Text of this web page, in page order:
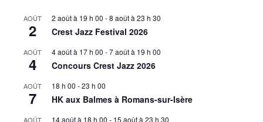
AOÛT
2
2 août à 19 h 00 -8 août à 23 h 30
Crest Jazz Festival 2026
AOÛT
4
4 août à 17 h 00 -7 août à 19 h 00
Concours Crest Jazz 2026
AOÛT
7
18 h 00 -23 h 00
HK aux Balmes à Romans-sur-Isère
AOÛT 14 août à 18 h 00 - 15 août à 23 h 30